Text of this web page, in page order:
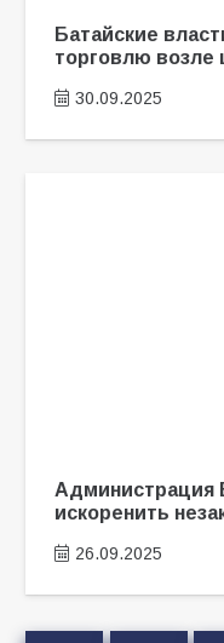
Батайские
торговлю возле
30.09.2025
Администрация
искоренить
26.09.2025